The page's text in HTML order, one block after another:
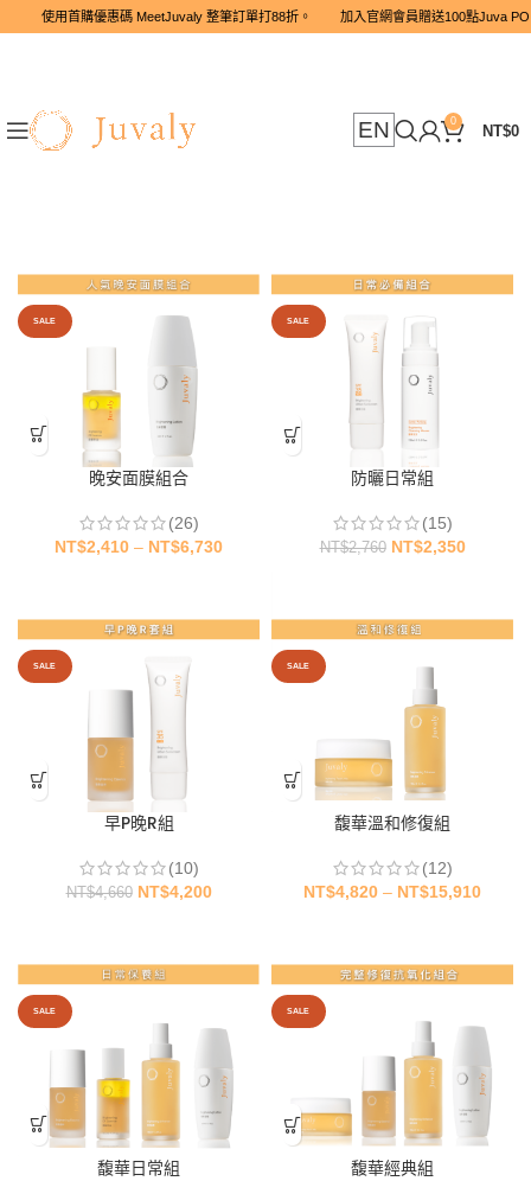
使用首購優惠碼 MeetJuvaly 整筆訂單打88折。 加入官網會
EN 0
NT$0
晚安面膜組合
(26)
NT$2,410 – NT$6,730
SALE
防曬日常組
(15)
NT$2,760 NT$2,350
早P晚R組
(10)
NT$4,660 NT$4,200
馥華溫和修復組
(12)
NT$4,820 – NT$15,910
馥華日常組 馥華經典組